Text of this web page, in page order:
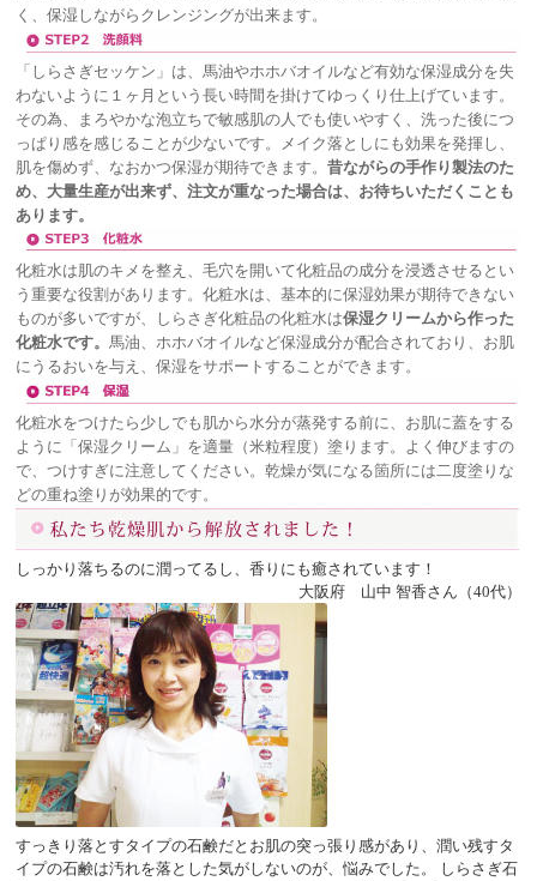
く、保湿しながらクレンジングが出来ます。
「しらさぎセッケン」は、馬油やホホバオイルなど有効な保湿成分を失
わないように１ヶ月という長い時間を掛けてゆっくり仕上げています。
その為、まろやかな泡立ちで敏感肌の人でも使いやすく、洗った後につ
っぱり感を感じることが少ないです。メイク落としにも効果を発揮し、
肌を傷めず、なおかつ保湿が期待できます。昔ながらの手作り製法のた
め、大量生産が出来ず、注文が重なった場合は、お待ちいただくことも
あります。
化粧水は肌のキメを整え、毛穴を開いて化粧品の成分を浸透させるとい
う重要な役割があります。化粧水は、基本的に保湿効果が期待できない
ものが多いですが、しらさぎ化粧品の化粧水は保湿クリームから作った
化粧水です。馬油、ホホバオイルなど保湿成分が配合されており、お肌
にうるおいを与え、保湿をサポートすることができます。
化粧水をつけたら少しでも肌から水分が蒸発する前に、お肌に蓋をする
ように「保湿クリーム」を適量（米粒程度）塗ります。よく伸びますの
で、つけすぎに注意してください。乾燥が気になる箇所には二度塗りな
どの重ね塗りが効果的です。
しっかり落ちるのに潤ってるし、香りにも癒されています！
大阪府 山中 智香さん（40代）
すっきり落とすタイプの石鹸だとお肌の突っ張り感があり、潤い残すタ
イプの石鹸は汚れを落とした気がしないのが、悩みでした。
しらさぎ石